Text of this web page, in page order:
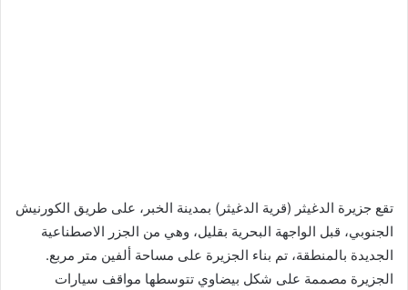
تقع جزيرة الدغيثر (قرية الدغيثر) بمدينة الخبر، على طريق الكورنيش
الجنوبي، قبل الواجهة البحرية بقليل، وهي من الجزر الاصطناعية
الجديدة بالمنطقة، تم بناء الجزيرة على مساحة ألفين متر مربع.
الجزيرة مصممة على شكل بيضاوي تتوسطها مواقف سيارات